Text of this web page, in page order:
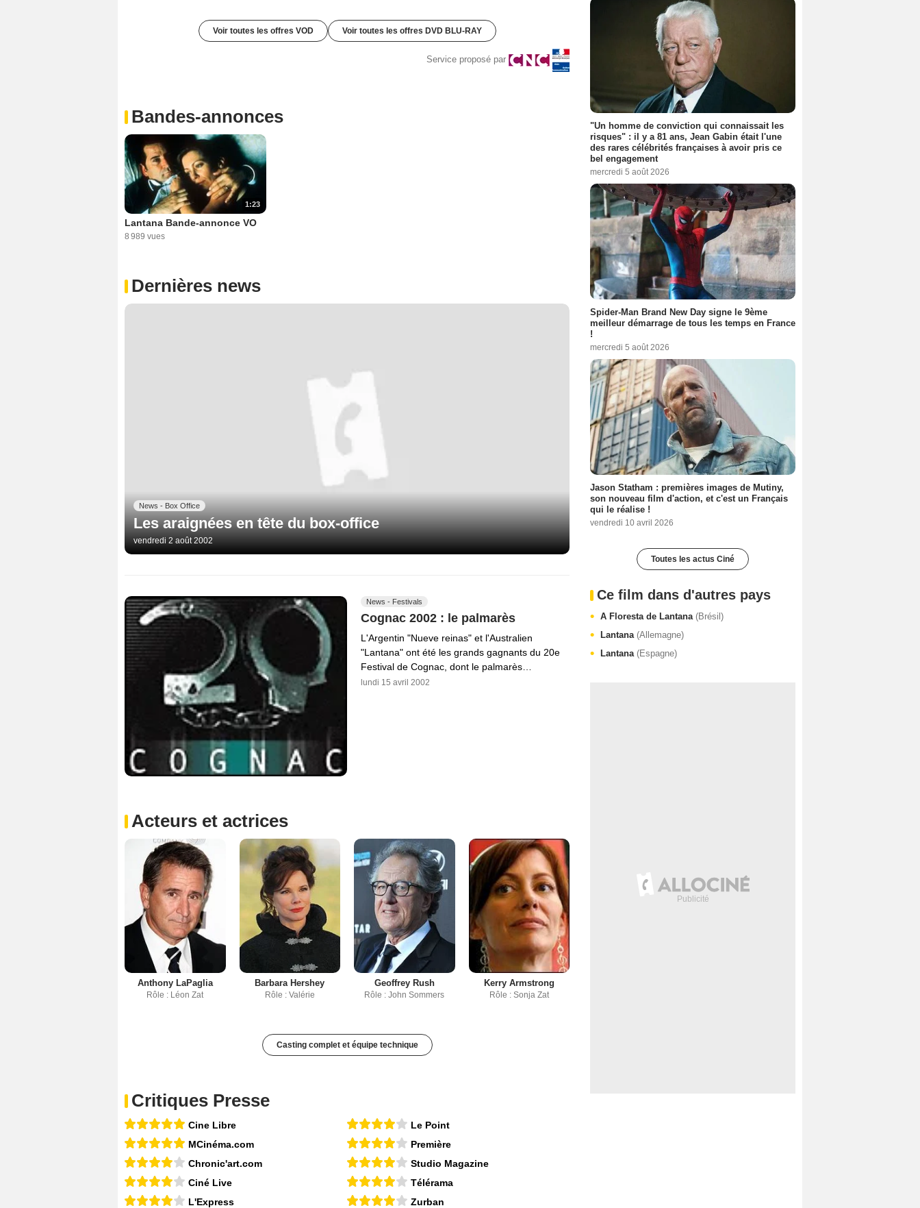
Voir toutes les offres VOD Voir toutes les offres DVD BLU-RAY
Service proposé par
Bandes-annonces
1:23
Lantana Bande-annonce VO
8 989 vues
Dernières news
News - Box Office
Les araignées en tête du box-office
vendredi 2 août 2002
News - Festivals
Cognac 2002 : le palmarès
L'Argentin "Nueve reinas" et l'Australien
"Lantana" ont été les grands gagnants du 20e
Festival de Cognac, dont le palmarès…
lundi 15 avril 2002
Acteurs et actrices
Anthony LaPaglia
Rôle : Léon Zat
Barbara Hershey
Rôle : Valérie
Geoffrey Rush
Rôle : John Sommers
Kerry Armstrong
Rôle : Sonja Zat
Casting complet et équipe technique
Critiques Presse
Cine Libre
MCinéma.com
Chronic'art.com
Ciné Live
L'Express
Le Point
Première
Studio Magazine
Télérama
Zurban
"Un homme de conviction qui connaissait les
risques" : il y a 81 ans, Jean Gabin était l'une
des rares célébrités françaises à avoir pris ce
bel engagement
mercredi 5 août 2026
Spider-Man Brand New Day signe le 9ème
meilleur démarrage de tous les temps en France
!
mercredi 5 août 2026
Jason Statham : premières images de Mutiny,
son nouveau film d'action, et c'est un Français
qui le réalise !
vendredi 10 avril 2026
Toutes les actus Ciné
Ce film dans d'autres pays
A Floresta de Lantana (Brésil)
Lantana (Allemagne)
Lantana (Espagne)